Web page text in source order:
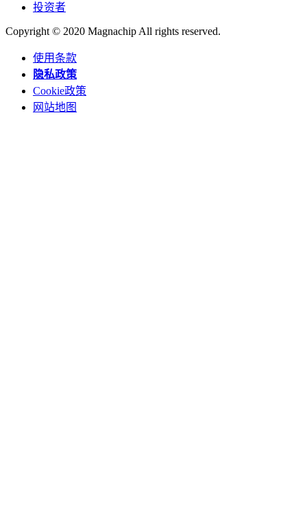
投资者
Copyright © 2020 Magnachip All rights reserved.
使用条款
隐私政策
Cookie政策
网站地图